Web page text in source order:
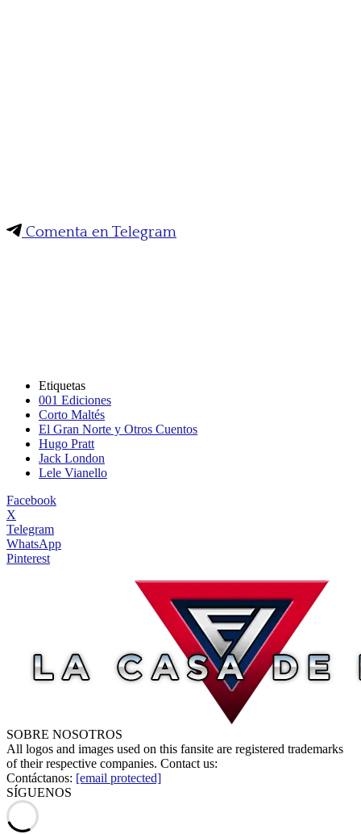
Comenta en Telegram
Etiquetas
001 Ediciones
Corto Maltés
El Gran Norte y Otros Cuentos
Hugo Pratt
Jack London
Lele Vianello
Facebook
X
Telegram
WhatsApp
Pinterest
SOBRE NOSOTROS
All logos and images used on this fansite are registered trademarks
of their respective companies. Contact us:
Contáctanos: [email protected]
SÍGUENOS